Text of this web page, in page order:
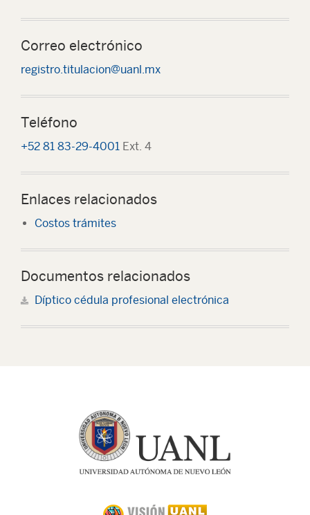
Correo electrónico
registro.titulacion@uanl.mx
Teléfono
+52 81 83-29-4001 Ext. 4
Enlaces relacionados
Costos trámites
Documentos relacionados
Díptico cédula profesional electrónica